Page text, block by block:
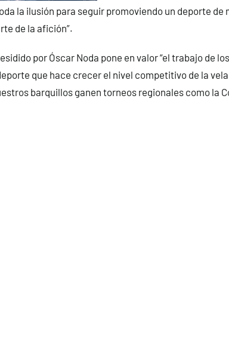
la ilusión para seguir promoviendo un deporte de
de la afición”.
por Óscar Noda pone en valor “el trabajo de
que hace crecer el nivel competitivo de la
barquillos ganen torneos regionales como la